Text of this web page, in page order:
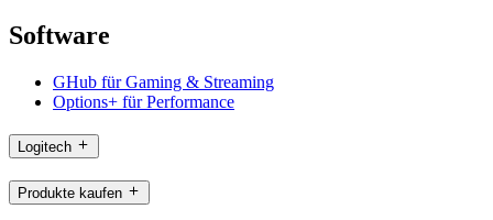
Software
GHub für Gaming & Streaming
Options+ für Performance
Logitech
Produkte kaufen